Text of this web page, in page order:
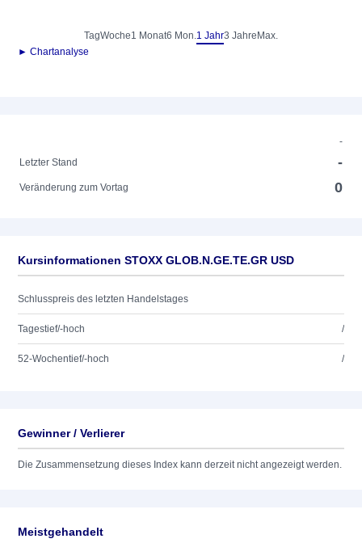
TagWoche1 Monat6 Mon.1 Jahr3 Jahre Max.
► Chartanalyse
-
Letzter Stand
-
Veränderung zum Vortag 0
Kursinformationen STOXX GLOB.N.GE.TE.GR USD
Schlusspreis des letzten Handelstages
Tagestief/-hoch /
52-Wochentief/-hoch /
Gewinner / Verlierer
Die Zusammensetzung dieses Index kann derzeit nicht angezeigt werden.
Meistgehandelt